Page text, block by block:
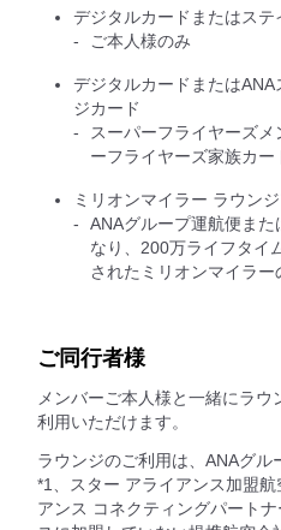
デジタルカードまたはステ
ご本人様のみ
デジタルカードまたは
ジカード
スーパーフライヤーズ
ーフライヤーズ家族カ
ミリオンマイラー ラウン
ANAグループ運航便ま
なり、200万ライフタイ
されたミリオンマイラー
ご同行者様
メンバーご本人様と一緒にラ
利用いただけます。
ラウンジのご利用は、ANAグ
*1、スター アライアンス加盟
アンス コネクティングパート